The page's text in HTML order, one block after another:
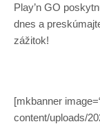
Play’n GO
dnes a
zážitok!
[mkbanner
content/uploads/